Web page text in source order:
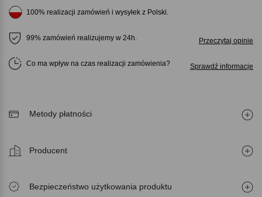
100% realizacji zamówień i wysyłek z Polski.
99% zamówień realizujemy w 24h. Przeczytaj opinie
Co ma wpływ na czas realizacji zamówienia Sprawdź informacje
Metody płatności
Producent
Bezpieczeństwo użytkowania produktu